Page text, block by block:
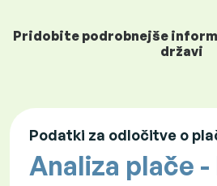
Pridobite podrobnejše
državi
Podatki za odločitve o
Analiza plače -